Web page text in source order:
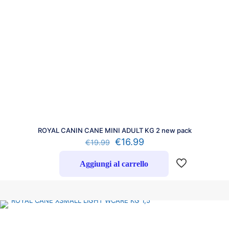
ROYAL CANIN CANE MINI ADULT KG 2 new pack
€19.99 €16.99
Aggiungi al carrello